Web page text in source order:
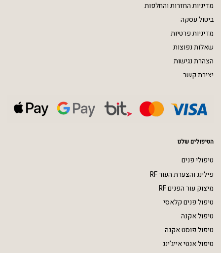
מדיניות החזרות והחלפות
ביטול עסקה
מדיניות פרטיות
שאלות נפוצות
הצהרת נגישות
יצירת קשר
הטיפולים שלנו
טיפולי פנים
פילינג והצערת העור RF
מיצוק עור הפנים RF
טיפול פנים קלאסי
טיפול אקנה
טיפול פוסט אקנה
טיפול אנטי אייג’ינג